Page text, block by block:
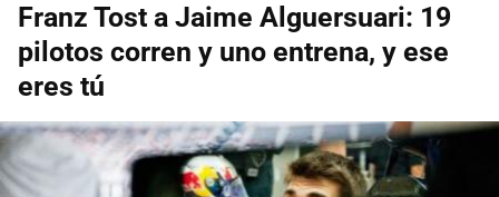
Franz Tost a Jaime Alguersuari: 19
pilotos corren y uno entrena, y ese
eres tú